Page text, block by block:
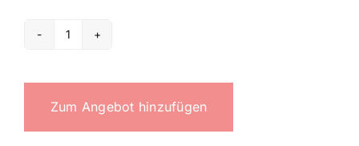
4
crate
Menge
Zum Angebot hinzufügen